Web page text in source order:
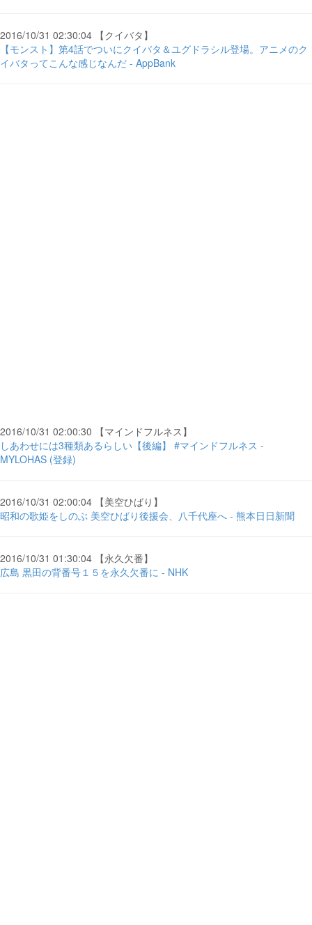
2016/10/31 02:30:04 【クイバタ】
【モンスト】第4話でついにクイバタ＆ユグドラシル登場。アニメのク
イバタってこんな感じなんだ - AppBank
2016/10/31 02:00:30 【マインドフルネス】
しあわせには3種類あるらしい【後編】 #マインドフルネス -
MYLOHAS (登録)
2016/10/31 02:00:04 【美空ひばり】
昭和の歌姫をしのぶ 美空ひばり後援会、八千代座へ - 熊本日日新聞
2016/10/31 01:30:04 【永久欠番】
広島 黒田の背番号１５を永久欠番に - NHK